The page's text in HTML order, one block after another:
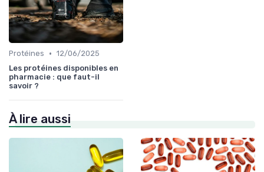
Protéines • 12/06/2025
Les protéines disponibles en
pharmacie : que faut-il
savoir ?
À lire aussi